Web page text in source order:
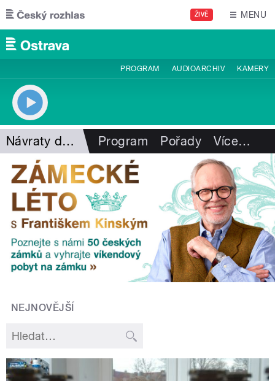
Přejít k hlavnímu obsahu
ŽIVĚ MENU
PROGRAM AUDIOARCHIV KAMERY
Návraty do minulosti Program Pořady Více…
NEJNOVĚJŠÍ